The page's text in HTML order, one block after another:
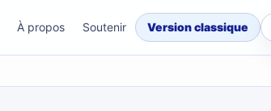
À propos Soutenir Version classique